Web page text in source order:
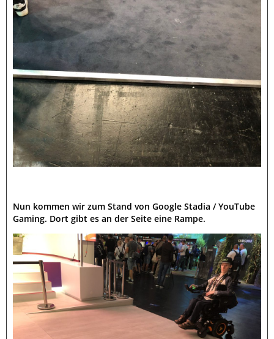
Nun kommen wir zum Stand von Google Stadia / YouTube
Gaming. Dort gibt es an der Seite eine Rampe.